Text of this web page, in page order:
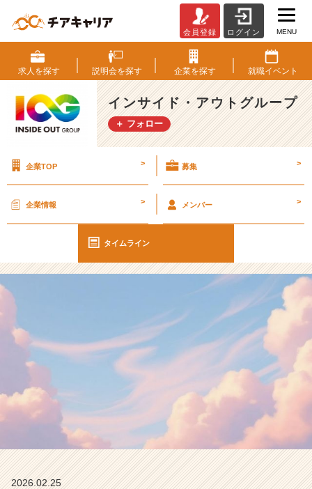
O
G
っ
て
ナ
ニ？】
る
と
「変
ら
の
話
【イ
サ
イ
ア
会員登録 ログイン MENU
求人を探す 説明会を探す 企業を探す 就職イベント
インサイド・アウトグループ
＋ フォロー
企業TOP > 募集 >
企業情報 > メンバー >
タイムライン
2026.02.25